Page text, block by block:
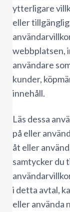
ytterligare
eller
webbplatsen,
användare
kunder,
innehåll.
Läs dessa
på eller
åt eller
samtycker du
i detta avtal,
eller använda